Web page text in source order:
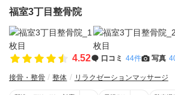
福室3丁目整骨院
4.52 口コミ 44件 写真
接骨・整骨 整体 リラクゼーションマッサージ